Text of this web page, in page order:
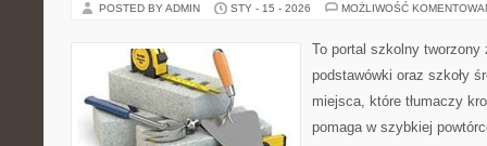
POSTED BY ADMIN STY - 15 - 2026 MOŻLIWOŚĆ
To portal szkolny tworzony
podstawówki oraz szkoły
miejsca, które tłumaczy
pomaga w szybkiej